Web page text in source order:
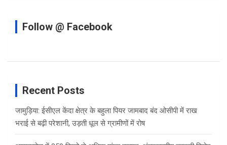
Follow @ Facebook
Recent Posts
जामुड़िया: ईसीएल केंदा क्षेत्र के बहुला पियर जामबाद बंद ओसीपी में राख
भराई से बढ़ी परेशानी, उड़ती धूल से ग्रामीणों में रोष